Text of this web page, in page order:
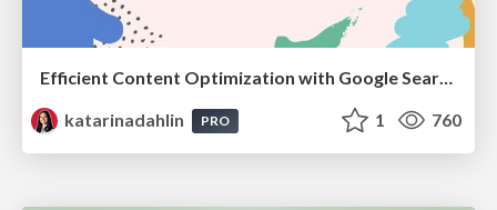
Efficient Content Optimization with Google Search Console & Apps Script
katarinadahlin
PRO 1 760